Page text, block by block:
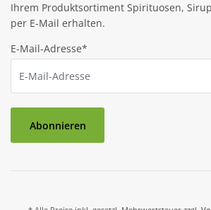
Ihrem Produktsortiment Spirituosen,
per E-Mail erhalten.
E-Mail-Adresse*
Abonnieren